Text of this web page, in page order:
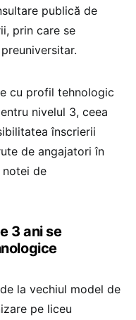
publică de
prin care se
cu profil tehnologic
nivelul 3, ceea
înscrierii
de angajatori în
de
3 ani se
la vechiul model de
pe liceu